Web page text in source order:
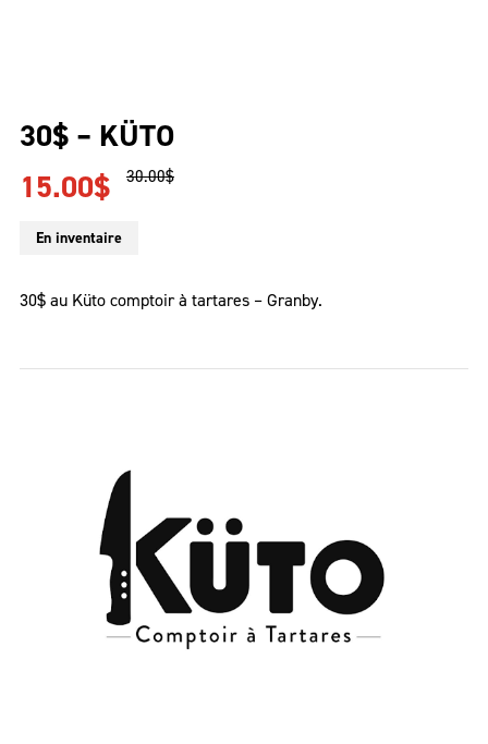
30$ – KÜTO
30.00$
Le
prix
initial
15.00$
Le
prix
actuel
En inventaire
30$ au Küto comptoir à tartares – Granby.